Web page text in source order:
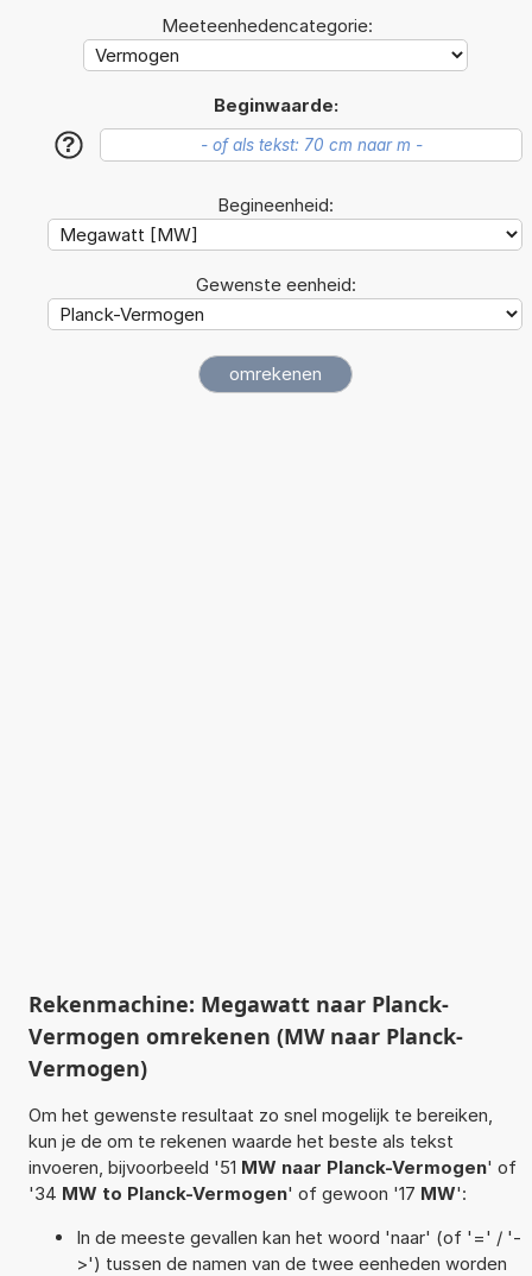
Meeteenhedencategorie:
Beginwaarde:
?
Begineenheid:
Gewenste eenheid:
Rekenmachine: Megawatt naar Planck-
Vermogen omrekenen (MW naar Planck-
Vermogen)
Om het gewenste resultaat zo snel mogelijk te bereiken,
kun je de om te rekenen waarde het beste als tekst
invoeren, bijvoorbeeld '51 MW naar Planck-Vermogen' of
'34 MW to Planck-Vermogen' of gewoon '17 MW':
In de meeste gevallen kan het woord 'naar' (of '=' / '-
>') tussen de namen van de twee eenheden worden